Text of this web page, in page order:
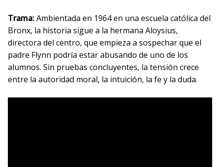
Trama:Ambientada en 1964 en una escuela católica del
Bronx, la historia sigue a la hermana Aloysius,
directora del centro, que empieza a sospechar que el
padre Flynn podría estar abusando de uno de los
alumnos. Sin pruebas concluyentes, la tensión crece
entre la autoridad moral, la intuición, la fe y la duda.